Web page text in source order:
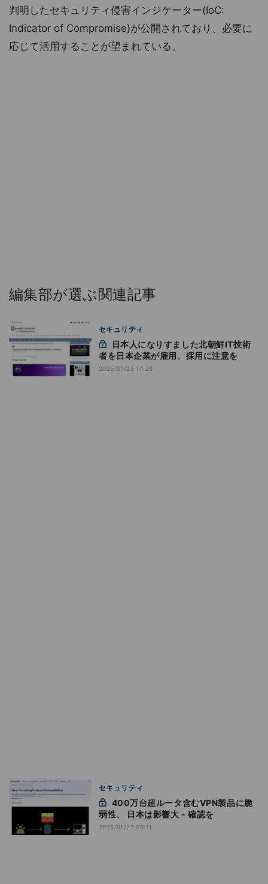
判明したセキュリティ侵害インジケーター(IoC:
Indicator of Compromise)が公開されており、必要に
応じて活用することが望まれている。
編集部が選ぶ関連記事
セキュリティ
者を日本企業が雇用、採用に注意を
2025/01/25 14:29
セキュリティ
弱性、 日本は影響大 - 確認を
2025/01/22 09:11